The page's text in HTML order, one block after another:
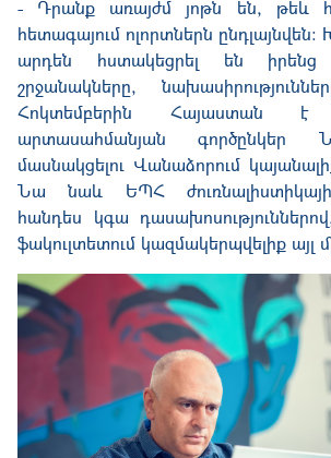
- Դրանք առայժմ յոթն են, թեև
հետագայում ոլորտներն
արդեն հստակեցրել են իրենց
շրջանակները,
Հոկտեմբերին Հայաստան
արտասահմանյան գործընկեր
մասնակցելու Վանաձորում
Նա նաև ԵՊՀ ժուռնալիստիկայի
հանդես կգա
ֆակուլտետում կազմակերպվելիք այլ